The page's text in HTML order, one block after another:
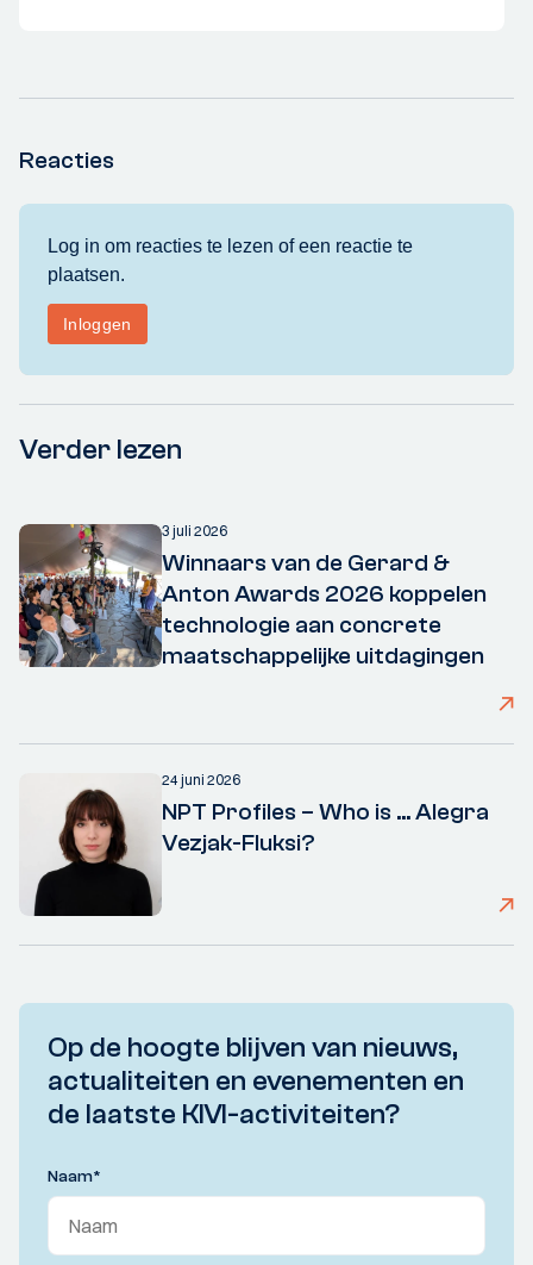
Reacties
Verder lezen
3 juli 2026
Winnaars van de Gerard &
Anton Awards 2026 koppelen
technologie aan concrete
maatschappelijke uitdagingen
24 juni 2026
NPT Profiles – Who is ... Alegra
Vezjak-Fluksi?
Op de hoogte blijven van nieuws,
actualiteiten en evenementen en
de laatste KIVI-activiteiten?
Naam*